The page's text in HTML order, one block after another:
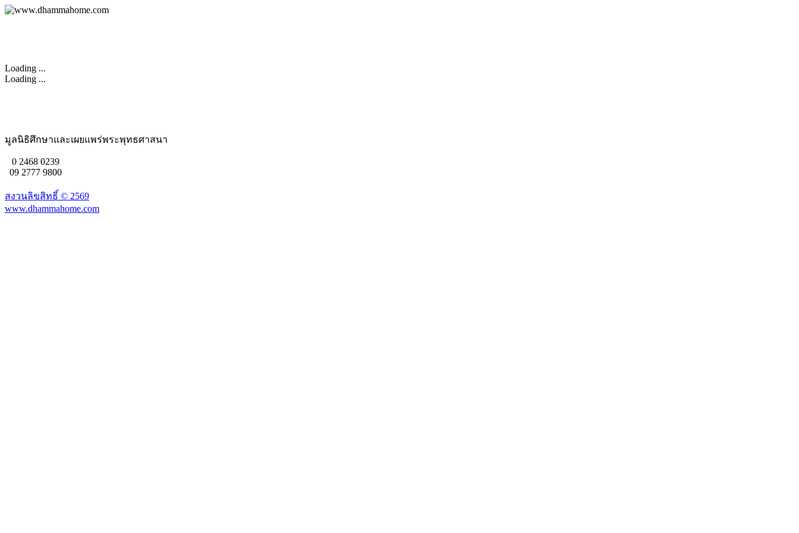
Loading ...
Loading ...
มูลนิธิศึกษาและเผยแพร่พระพุทธศาสนา
0 2468 0239
09 2777 9800
สงวนลิขสิทธิ์ © 2569
www.dhammahome.com